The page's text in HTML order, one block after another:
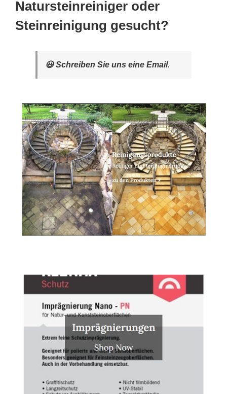
Natursteinreiniger oder
Steinreinigung gesucht?
😃 Schreiben Sie uns eine Email.